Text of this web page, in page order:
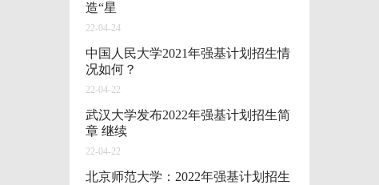
造“星
22-04-24
中国人民大学2021年强基计划招生情
况如何？
22-04-22
武汉大学发布2022年强基计划招生简
章 继续
22-04-22
北京师范大学：2022年强基计划招生